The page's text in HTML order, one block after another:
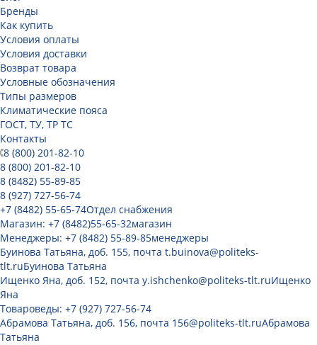
Бренды
Как купить
Условия оплаты
Условия доставки
Возврат товара
Условные обозначения
Типы размеров
Климатические пояса
ГОСТ, ТУ, ТР ТС
Контакты
8 (800) 201-82-10
8 (800) 201-82-10
8 (8482) 55-89-85
8 (927) 727-56-74
+7 (8482) 55-65-74Отдел снабжения
Магазин: +7 (8482)55-65-32магазин
Менеджеры: +7 (8482) 55-89-85менеджеры
Буинова Татьяна, доб. 155, почта t.buinova@politeks-
tlt.ruБуинова Татьяна
Ищенко Яна, доб. 152, почта y.ishchenko@politeks-tlt.ruИщенко
Яна
Товароведы: +7 (927) 727-56-74
Абрамова Татьяна, доб. 156, почта 156@politeks-tlt.ruАбрамова
Татьяна